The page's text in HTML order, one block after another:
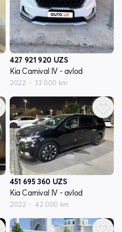
427 921 920 UZS
Kia Carnival IV - avlod
2022 33 000 km
451 695 360 UZS
Kia Carnival IV - avlod
2022 42 000 km